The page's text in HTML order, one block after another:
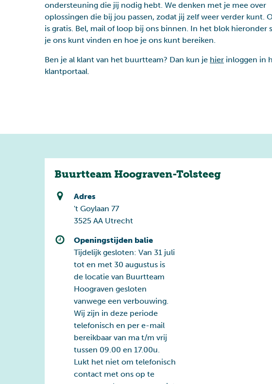
Gezondheid Wonen
ondersteuning die jij nodig hebt. We denken met je mee over
oplossingen die bij jou passen, zodat jij zelf weer verder kunt.
is gratis. Bel, mail of loop bij ons binnen. In het blok hieronder
je ons kunt vinden en hoe je ons kunt bereiken.
Ben je al klant van het buurtteam? Dan kun je hier inloggen in
klantportaal.
Buurtteam Hoograven-Tolsteeg
Adres
't Goylaan 77
3525 AA Utrecht
Openingstijden balie
Tijdelijk gesloten: Van 31 juli
tot en met 30 augustus is
de locatie van Buurtteam
Hoograven gesloten
vanwege een verbouwing.
Wij zijn in deze periode
telefonisch en per e-mail
bereikbaar van ma t/m vrij
tussen 09.00 en 17.00u.
Lukt het niet om telefonisch
contact met ons op te